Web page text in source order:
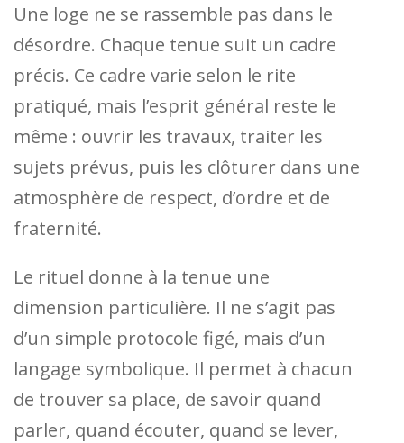
Une loge ne se rassemble pas dans le
désordre. Chaque tenue suit un cadre
précis. Ce cadre varie selon le rite
pratiqué, mais l’esprit général reste le
même : ouvrir les travaux, traiter les
sujets prévus, puis les clôturer dans une
atmosphère de respect, d’ordre et de
fraternité.
Le rituel donne à la tenue une
dimension particulière. Il ne s’agit pas
d’un simple protocole figé, mais d’un
langage symbolique. Il permet à chacun
de trouver sa place, de savoir quand
parler, quand écouter, quand se lever,